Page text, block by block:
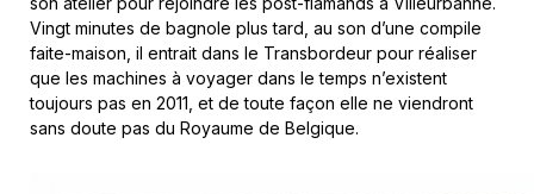
Vingt minutes de bagnole plus tard, au son d’une compile
faite-maison, il entrait dans le Transbordeur pour réaliser
que les machines à voyager dans le temps n’existent
toujours pas en 2011, et de toute façon elle ne viendront
sans doute pas du Royaume de Belgique.